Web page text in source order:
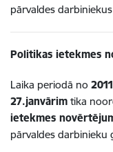
pārvaldes
Politikas ietekmes
Laika periodā no
27.janvārim tika
ietekmes
pārvaldes darbinieku